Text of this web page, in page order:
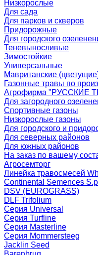
Низкорослые
Для сада
Для парков и скверов
Придорожные
Для городского
Теневыносливые
Зимостойкие
Универсальные
Мавританские
Газонные травы по
Агрофирма "РУССКИЕ
Для загородного
Спортивные газоны
Низкорослые газоны
Для городского и
Для северных районов
Для южных районов
На заказ по вашему
Агросемторг
Линейка травосмесей
Continental Semences
DSV (EUROGRASS)
DLF Trifolium
Серия Universal
Серия Turfline
Серия Masterline
Серия Mommersteeg
Jacklin Seed